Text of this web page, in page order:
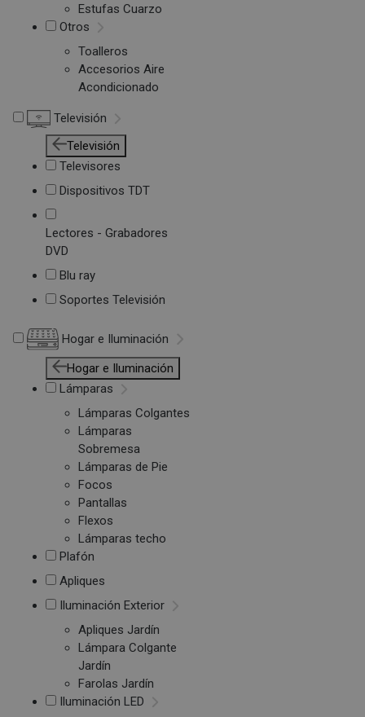
Estufas Cuarzo
Otros
Toalleros
Accesorios Aire
Acondicionado
Televisión
Televisión
Televisores
Dispositivos TDT
Lectores - Grabadores
DVD
Blu ray
Soportes Televisión
Hogar e Iluminación
Hogar e Iluminación
Lámparas
Lámparas Colgantes
Lámparas
Sobremesa
Lámparas de Pie
Focos
Pantallas
Flexos
Lámparas techo
Plafón
Apliques
Iluminación Exterior
Apliques Jardín
Lámpara Colgante
Jardín
Farolas Jardín
Iluminación LED